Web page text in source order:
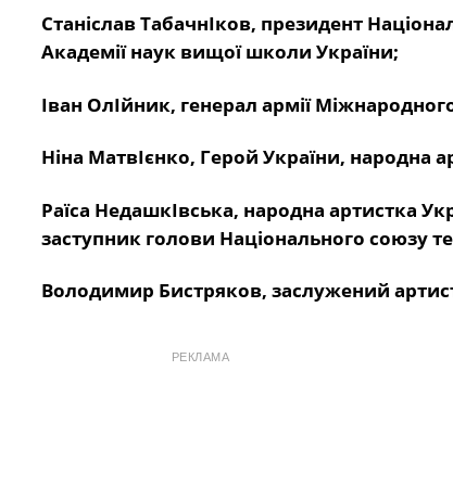
Станіслав ТабачнІков, президент
Академії наук вищої школи України;
Іван ОлІйник, генерал армії
Ніна МатвІєнко, Герой України, народна
Раїса НедашкІвська, народна артистка
заступник голови Національного союзу
Володимир Бистряков, заслужений
РЕКЛАМА